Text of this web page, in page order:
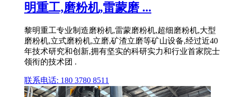
明重工,磨粉机,雷蒙磨 ...
黎明重工专业制造磨粉机,雷蒙磨粉机,超细磨粉机,大型
磨粉机,立式磨粉机,立磨,矿渣立磨等矿山设备,经过近40
年技术研究和创新,拥有坚实的科研实力和行业首家院士
领衔的技术团 .
联系电话: 180 3780 8511